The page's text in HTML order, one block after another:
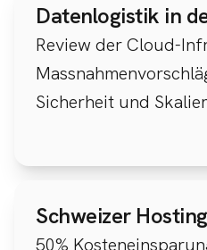
Datenlogistik in
Review der Cloud-
Sicherheit und
Schweizer
50%